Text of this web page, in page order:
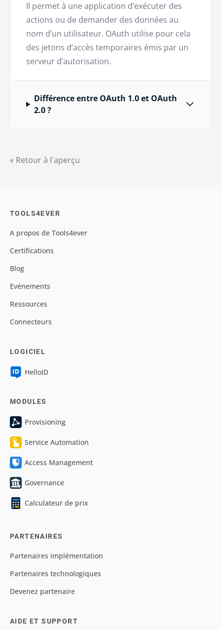
« Retour à l'aperçu
Il permet à une application d’exécuter des
actions ou de demander des données au
nom d’un utilisateur. OAuth utilise pour cela
des jetons d’accès temporaires émis par un
serveur d’autorisation.
Différence entre OAuth 1.0 et OAuth
2.0 ?
TOOLS4EVER
A propos de Tools4ever
Certifications
Blog
Evénements
Ressources
Connecteurs
LOGICIEL
HelloID
MODULES
Provisioning
Service Automation
Access Management
Governance
Calculateur de prix
PARTENAIRES
Partenaires implémentation
Partenaires technologiques
Devenez partenaire
AIDE ET SUPPORT